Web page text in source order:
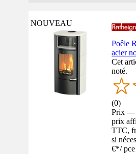
NOUVEAU
Poêle
acier
Cet
noté.
(0)
Prix —
prix
TTC,
si
€*/ pce